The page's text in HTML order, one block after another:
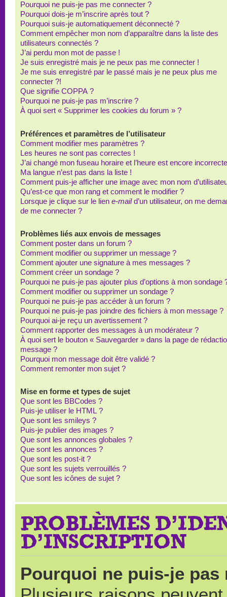
Pourquoi ne puis-je pas me connecter ?
Pourquoi dois-je m’inscrire après tout ?
Pourquoi suis-je automatiquement déconnecté ?
Comment empêcher mon nom d’apparaître dans la liste des
utilisateurs connectés ?
J’ai perdu mon mot de passe !
Je suis enregistré mais je ne peux pas me connecter !
Je me suis enregistré par le passé mais je ne peux plus me
connecter ?!
Que signifie COPPA ?
Pourquoi ne puis-je pas m’inscrire ?
À quoi sert « Supprimer les cookies du forum » ?
Préférences et paramètres de l’utilisateur
Comment modifier mes paramètres ?
Les heures ne sont pas correctes !
J’ai changé mon fuseau horaire et l’heure est encore
Ma langue n’est pas dans la liste !
Comment puis-je afficher une image avec mon nom
Qu’est-ce que mon rang et comment le modifier ?
Lorsque je clique sur le lien e-maild’un utilisateur, on me
de me connecter ?
Problèmes liés aux envois de messages
Comment poster dans un forum ?
Comment modifier ou supprimer un message ?
Comment ajouter une signature à mes messages ?
Comment créer un sondage ?
Pourquoi ne puis-je pas ajouter plus d’options à mon sondage
Comment modifier ou supprimer un sondage ?
Pourquoi ne puis-je pas accéder à un forum ?
Pourquoi ne puis-je pas joindre des fichiers à mon message ?
Pourquoi ai-je reçu un avertissement ?
Comment rapporter des messages à un modérateur ?
À quoi sert le bouton « Sauvegarder » dans la page de
message ?
Pourquoi mon message doit être validé ?
Comment remonter mon sujet ?
Mise en forme et types de sujet
Que sont les BBCodes ?
Puis-je utiliser le HTML ?
Que sont les smileys ?
Puis-je publier des images ?
Que sont les annonces globales ?
Que sont les annonces ?
Que sont les post-it ?
Que sont les sujets verrouillés ?
Que sont les icônes de sujet ?
PROBLÈMES
D’INSCRIPTION
Pourquoi ne puis-je pas